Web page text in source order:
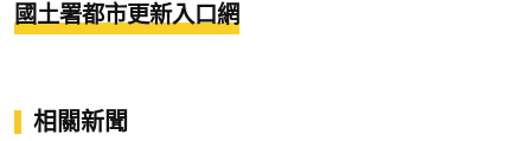
國土署都市更新入口網
相關新聞